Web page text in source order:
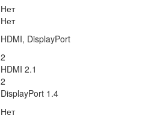
Нет
Нет
HDMI, DisplayPort
2
HDMI 2.1
2
DisplayPort 1.4
Нет